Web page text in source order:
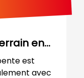
en...
est
avec